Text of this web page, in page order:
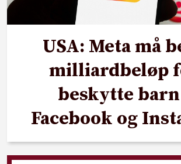
USA: Meta må
milliardbeløp
beskytte
Facebook og